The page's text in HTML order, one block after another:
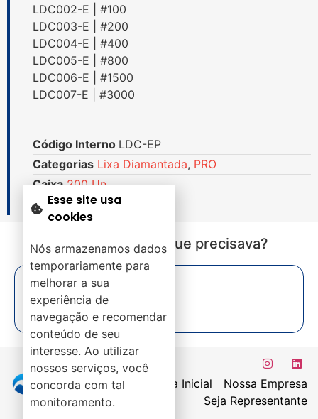
LDC002-E | #100
LDC003-E | #200
LDC004-E | #400
LDC005-E | #800
LDC006-E | #1500
LDC007-E | #3000
Código Interno LDC-EP
Categorias Lixa Diamantada, PRO
Caixa 200 Un.
Não encontrou o que precisava?
Página Inicial
Nossa Empresa
Seja Representante
Esse site usa
cookies
Nós armazenamos dados
temporariamente para
melhorar a sua
experiência de
navegação e recomendar
conteúdo de seu
interesse. Ao utilizar
nossos serviços, você
concorda com tal
monitoramento.